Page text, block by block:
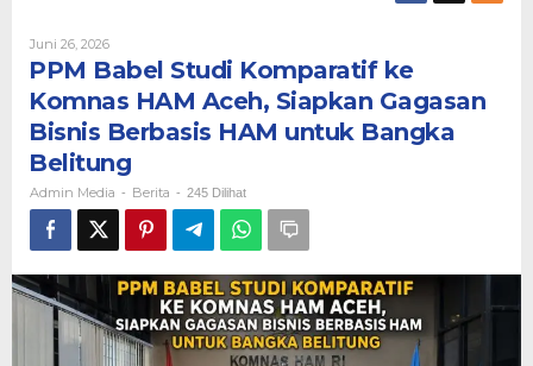
ke
Komnas
HAM
Aceh,
Bisnis
Berbasis
HAM
Bangka
Belitung
Juni 26, 2026Oleh
Admin
Media
PPM Babel Studi Komparatif ke
Komnas HAM Aceh, Siapkan Gagasan
Bisnis Berbasis HAM untuk Bangka
Belitung
Admin Media - Berita - 245 Dilihat